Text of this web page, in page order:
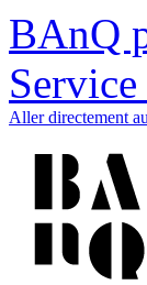
BAnQ
Aller directement